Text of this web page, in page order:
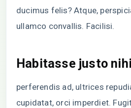
ducimus felis? Atque,
ullamco convallis. Facilisi.
Habitasse justo
perferendis ad, ultrices
cupidatat, orci imperdiet.